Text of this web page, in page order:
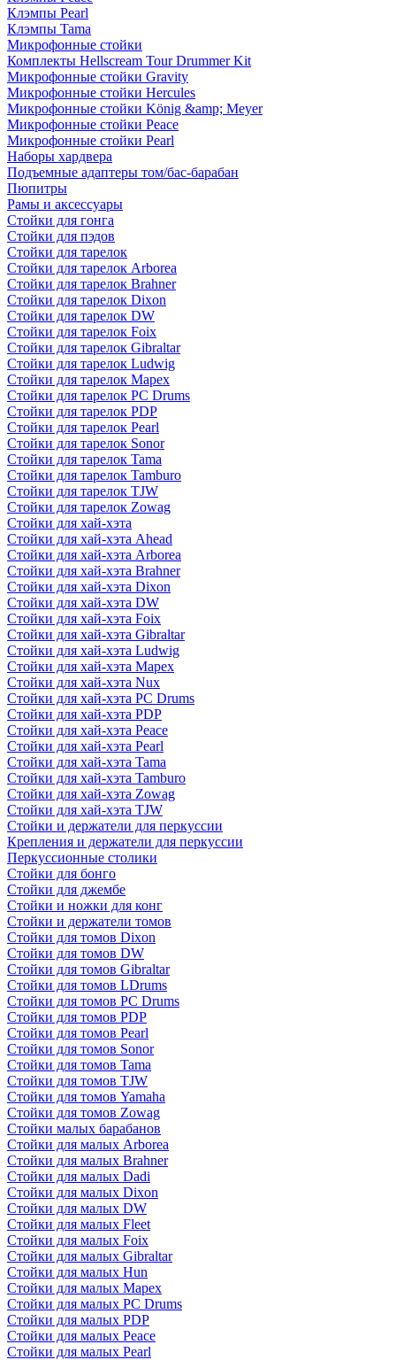
Клэмпы Pearl
Клэмпы Tama
Микрофонные стойки
Комплекты Hellscream Tour Drummer Kit
Микрофонные стойки Gravity
Микрофонные стойки Hercules
Микрофонные стойки König &amp; Meyer
Микрофонные стойки Peace
Микрофонные стойки Pearl
Наборы хардвера
Подъемные адаптеры том/бас-барабан
Пюпитры
Рамы и аксессуары
Стойки для гонга
Стойки для пэдов
Стойки для тарелок
Стойки для тарелок Arborea
Стойки для тарелок Brahner
Стойки для тарелок Dixon
Стойки для тарелок DW
Стойки для тарелок Foix
Стойки для тарелок Gibraltar
Стойки для тарелок Ludwig
Стойки для тарелок Mapex
Стойки для тарелок PC Drums
Стойки для тарелок PDP
Стойки для тарелок Pearl
Стойки для тарелок Sonor
Стойки для тарелок Tama
Стойки для тарелок Tamburo
Стойки для тарелок TJW
Стойки для тарелок Zowag
Стойки для хай-хэта
Стойки для хай-хэта Ahead
Стойки для хай-хэта Arborea
Стойки для хай-хэта Brahner
Стойки для хай-хэта Dixon
Стойки для хай-хэта DW
Стойки для хай-хэта Foix
Стойки для хай-хэта Gibraltar
Стойки для хай-хэта Ludwig
Стойки для хай-хэта Mapex
Стойки для хай-хэта Nux
Стойки для хай-хэта PC Drums
Стойки для хай-хэта PDP
Стойки для хай-хэта Peace
Стойки для хай-хэта Pearl
Стойки для хай-хэта Tama
Стойки для хай-хэта Tamburo
Стойки для хай-хэта Zowag
Стойки для хай-хэта TJW
Стойки и держатели для перкуссии
Крепления и держатели для перкуссии
Перкуссионные столики
Стойки для бонго
Стойки для джембе
Стойки и ножки для конг
Стойки и держатели томов
Стойки для томов Dixon
Стойки для томов DW
Стойки для томов Gibraltar
Стойки для томов LDrums
Стойки для томов PC Drums
Стойки для томов PDP
Стойки для томов Pearl
Стойки для томов Sonor
Стойки для томов Tama
Стойки для томов TJW
Стойки для томов Yamaha
Стойки для томов Zowag
Стойки малых барабанов
Стойки для малых Arborea
Стойки для малых Brahner
Стойки для малых Dadi
Стойки для малых Dixon
Стойки для малых DW
Стойки для малых Fleet
Стойки для малых Foix
Стойки для малых Gibraltar
Стойки для малых Hun
Стойки для малых Mapex
Стойки для малых PC Drums
Стойки для малых PDP
Стойки для малых Peace
Стойки для малых Pearl